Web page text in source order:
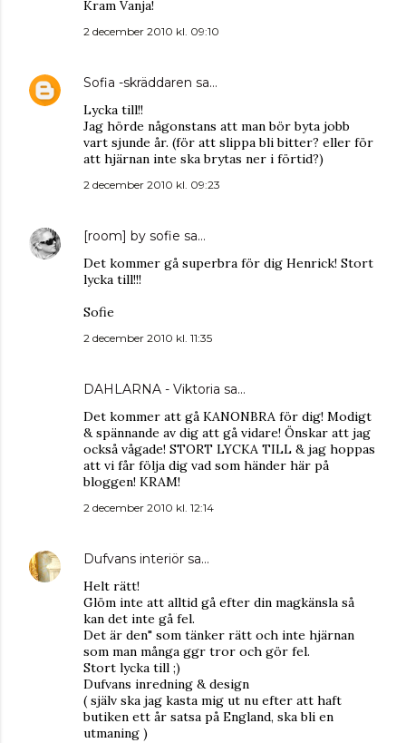
Kram Vanja!
2 december 2010 kl. 09:10
Sofia -skräddaren sa…
Lycka till!!
Jag hörde någonstans att man bör byta jobb
vart sjunde år. (för att slippa bli bitter? eller för
att hjärnan inte ska brytas ner i förtid?)
2 december 2010 kl. 09:23
[room] by sofie sa…
Det kommer gå superbra för dig Henrick! Stort
lycka till!!!
Sofie
2 december 2010 kl. 11:35
DAHLARNA - Viktoria sa…
Det kommer att gå KANONBRA för dig! Modigt
& spännande av dig att gå vidare! Önskar att jag
också vågade! STORT LYCKA TILL & jag hoppas
att vi får följa dig vad som händer här på
bloggen! KRAM!
2 december 2010 kl. 12:14
Dufvans interiör sa…
Helt rätt!
Glöm inte att alltid gå efter din magkänsla så
kan det inte gå fel.
Det är den" som tänker rätt och inte hjärnan
som man många ggr tror och gör fel.
Stort lycka till ;)
Dufvans inredning & design
( själv ska jag kasta mig ut nu efter att haft
butiken ett år satsa på England, ska bli en
utmaning )